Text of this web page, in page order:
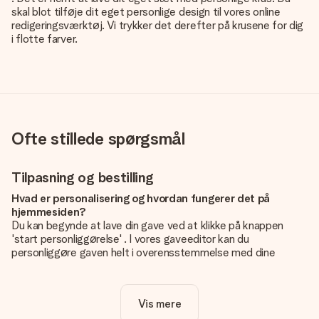
skal blot tilføje dit eget personlige design til vores online
redigeringsværktøj. Vi trykker det derefter på krusene for dig
i flotte farver.
Ofte stillede spørgsmål
Tilpasning og bestilling
Hvad er personalisering og hvordan fungerer det på
hjemmesiden?
Du kan begynde at lave din gave ved at klikke på knappen
'start personliggørelse' . I vores gaveeditor kan du
personliggøre gaven helt i overensstemmelse med dine
Er personalisering inkluderet i prisen?
Vis mere